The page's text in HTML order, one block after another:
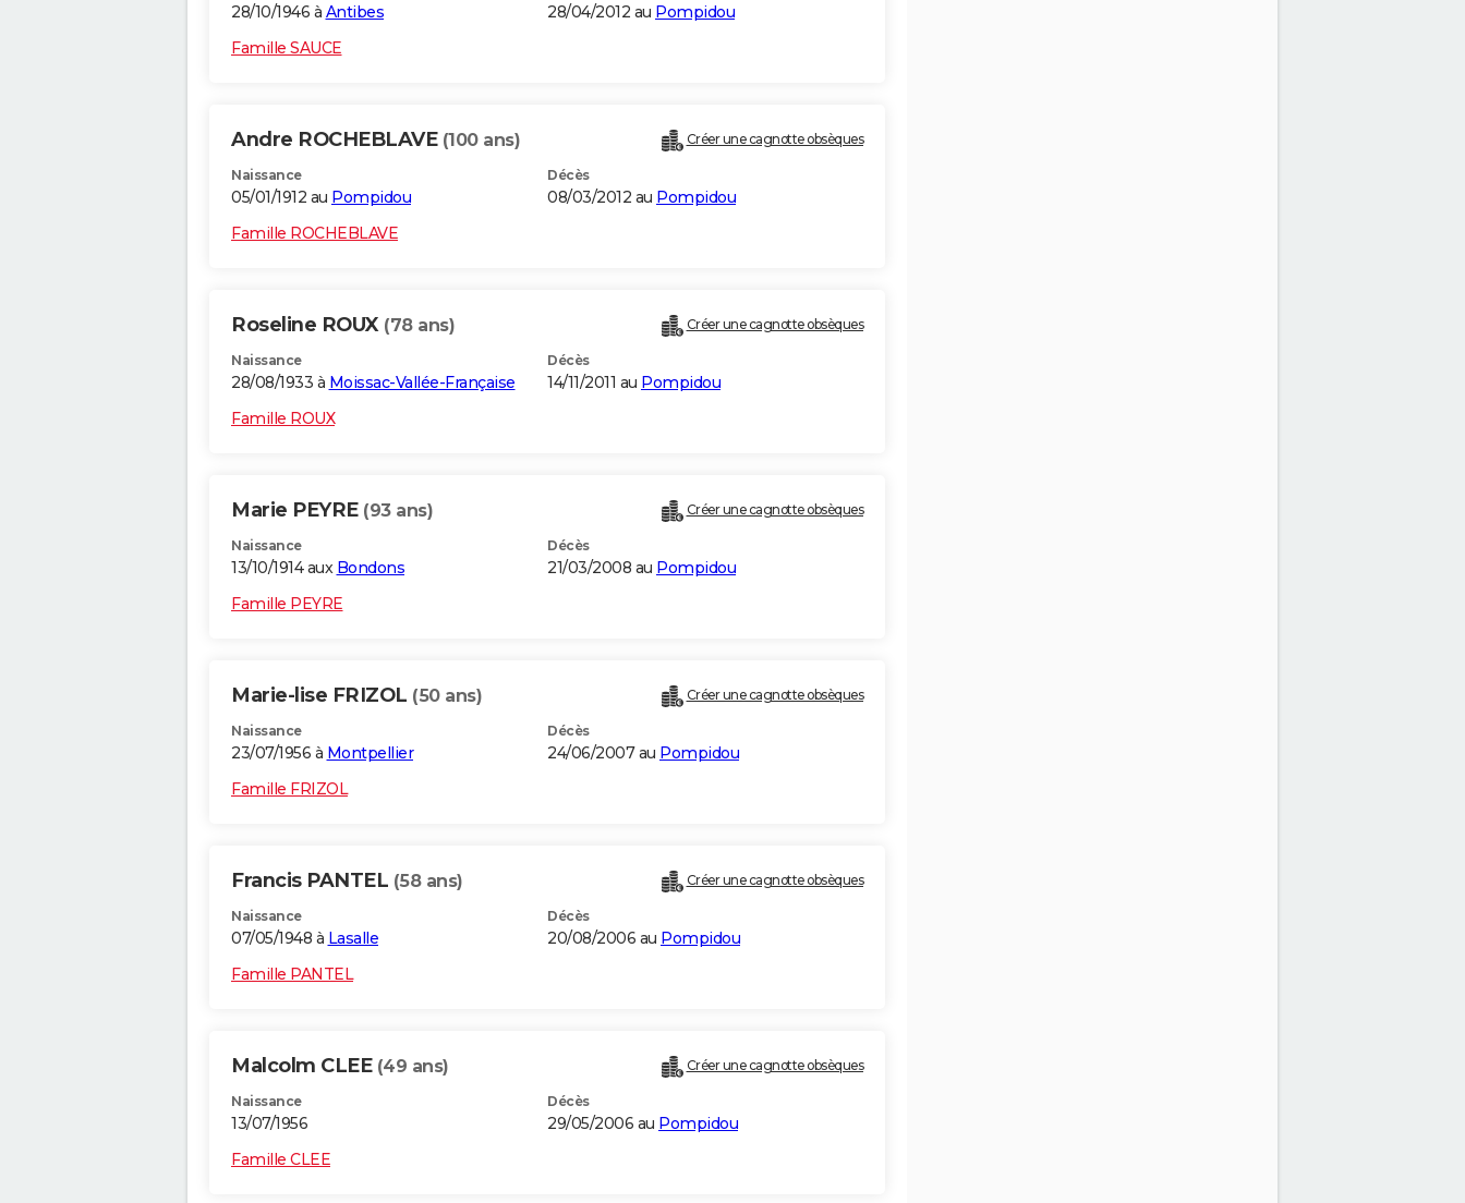
28/10/1946 à Antibes 28/04/2012 au Pompidou
Famille SAUCE
Andre ROCHEBLAVE (100 ans) Créer une cagnotte obsèques
Naissance
05/01/1912 au Pompidou
Décès
08/03/2012 au Pompidou
Famille ROCHEBLAVE
Roseline ROUX (78 ans) Créer une cagnotte obsèques
Naissance
28/08/1933 à Moissac-Vallée-Française
Décès
14/11/2011 au Pompidou
Famille ROUX
Marie PEYRE (93 ans) Créer une cagnotte obsèques
Naissance
13/10/1914 aux Bondons
Décès
21/03/2008 au Pompidou
Famille PEYRE
Marie-lise FRIZOL (50 ans) Créer une cagnotte obsèques
Naissance
23/07/1956 à Montpellier
Décès
24/06/2007 au Pompidou
Famille FRIZOL
Francis PANTEL (58 ans) Créer une cagnotte obsèques
Naissance
07/05/1948 à Lasalle
Décès
20/08/2006 au Pompidou
Famille PANTEL
Malcolm CLEE (49 ans) Créer une cagnotte obsèques
Naissance
13/07/1956
Décès
29/05/2006 au Pompidou
Famille CLEE